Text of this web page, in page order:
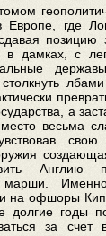
Европе, где
в дамках, с
а
весьма
Англию
марши.
на офшоры
долгие годы
за счет